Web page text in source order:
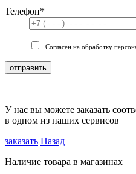
Телефон*
Согласен на обработку
отправить
У нас вы можете заказать
в одном из наших сервисов
заказать Назад
Наличие товара в магазинах